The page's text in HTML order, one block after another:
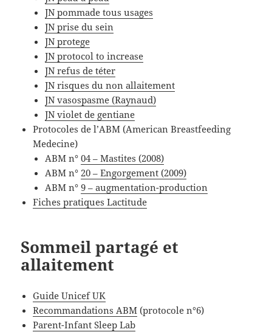
JN pommade tous usages
JN prise du sein
JN protege
JN protocol to increase
JN refus de téter
JN risques du non allaitement
JN vasospasme (Raynaud)
JN violet de gentiane
Protocoles de l’ABM (American Breastfeeding
Medecine)
ABM n°04 – Mastites (2008)
ABM n°20 – Engorgement (2009)
ABM n°9 – augmentation-production
Fiches pratiques Lactitude
Sommeil partagé et
allaitement
Guide Unicef UK
Recommandations ABM (protocole n°6)
Parent-Infant Sleep Lab